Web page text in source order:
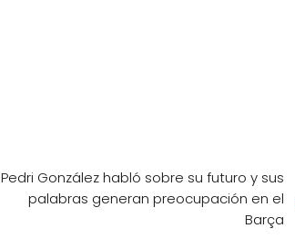
Pedri González habló sobre su futuro y sus
palabras generan preocupación en el
Barça